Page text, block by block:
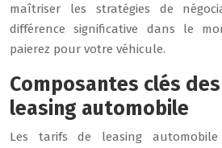
maîtriser les stratégies de
différence significative dans le
paierez pour votre véhicule.
Composantes clés
leasing automobile
Les tarifs de leasing